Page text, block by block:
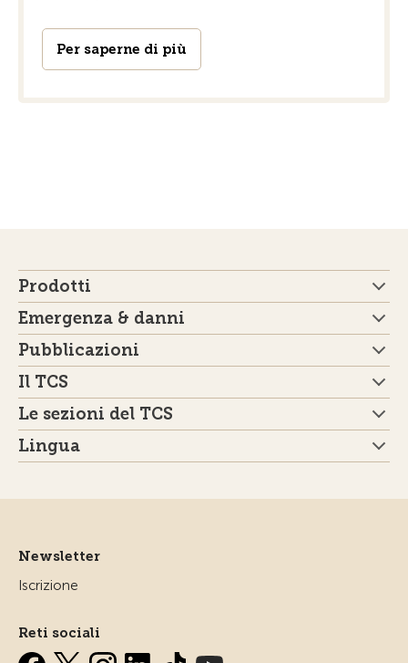
Per saperne di più
Prodotti
Emergenza & danni
Pubblicazioni
Il TCS
Le sezioni del TCS
Lingua
Newsletter
Iscrizione
Reti sociali